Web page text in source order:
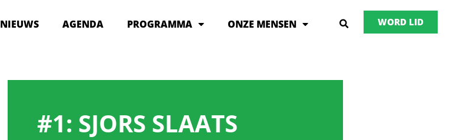
NIEUWS AGENDA PROGRAMMA ONZE MENSEN WORD LID
#1: SJORS SLAATS